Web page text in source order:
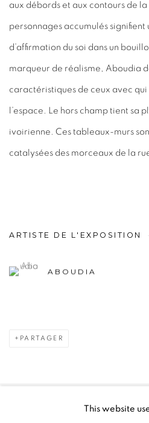
aux débords et aux contours de
personnages accumulés signifient
d’affirmation du soi dans un
marqueur de réalisme, Aboudia
caractéristiques de ceux avec
l’espace. Le hors champ tient sa
ivoirienne. Ces tableaux-murs
catalysées des morceaux de la
ARTISTE DE L'EXPOSITION
ABOUDIA
PARTAGER
MANAGE
This website